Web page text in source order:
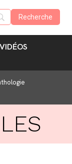
VIDÉOS